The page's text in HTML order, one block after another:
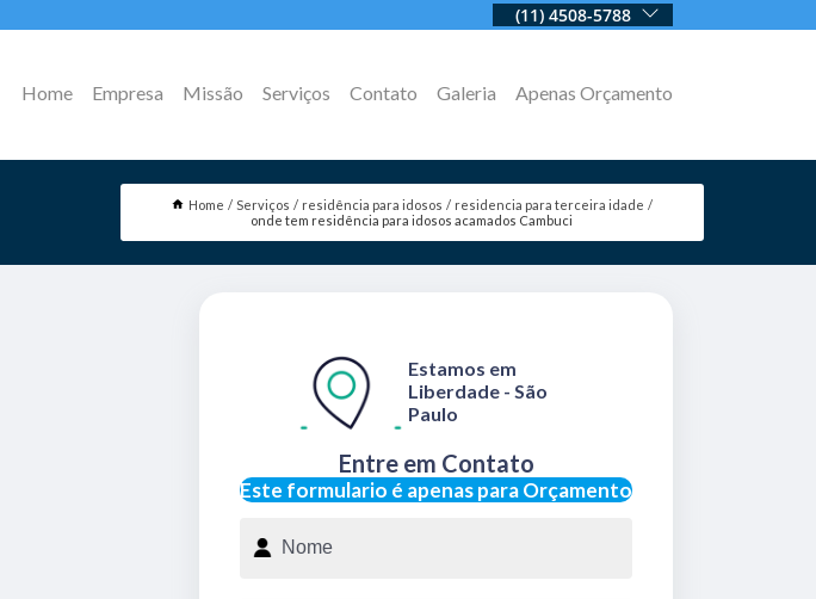
(11) 4508-5788
Home Empresa Missão Serviços Contato Galeria Apenas Orçamento
Home Serviços residência para idosos
residencia para terceira idade
onde tem residência para idosos acamados Cambuci
Este formulario é apenas para Orçamento
Entre em Contato
Estamos em
Liberdade - São
Paulo